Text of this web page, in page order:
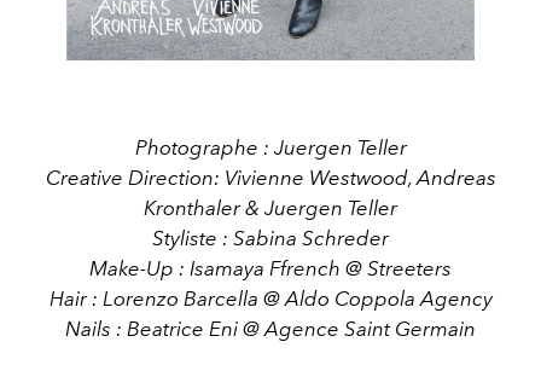
Photographe : Juergen Teller
Creative Direction: Vivienne Westwood, Andreas
Kronthaler & Juergen Teller
Styliste : Sabina Schreder
Make-Up : Isamaya Ffrench @ Streeters
Hair : Lorenzo Barcella @ Aldo Coppola Agency
Nails : Beatrice Eni @ Agence Saint Germain